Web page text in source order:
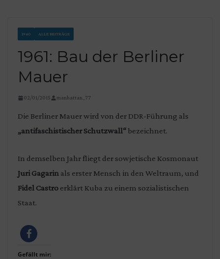
1960 ALLE BEITRÄGE
1961: Bau der Berliner
Mauer
02/01/2015 manhattan_77
Die Berliner Mauer wird von der DDR-Führung als
„antifaschistischer Schutzwall“ bezeichnet.
In demselben Jahr fliegt der sowjetische Kosmonaut
Juri Gagarin als erster Mensch in den Weltraum, und
Fidel Castro erklärt Kuba zu einem sozialistischen
Staat.
Gefällt mir: